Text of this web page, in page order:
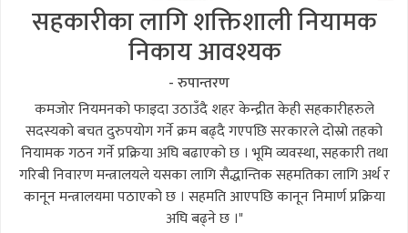
सहकारीका लागि शक्तिशाली नियामक
निकाय आवश्यक
- रुपान्तरण
कमजोर नियमनको फाइदा उठाउँदै शहर केन्द्रीत केही सहकारीहरुले
सदस्यको बचत दुरुपयोग गर्ने क्रम बढ्दै गएपछि सरकारले दोस्रो तहको
नियामक गठन गर्ने प्रक्रिया अघि बढाएको छ । भूमि व्यवस्था, सहकारी तथा
गरिबी निवारण मन्त्रालयले यसका लागि सैद्धान्तिक सहमतिका लागि अर्थ र
कानून मन्त्रालयमा पठाएको छ । सहमति आएपछि कानून निमार्ण प्रक्रिया
अघि बढ्ने छ ।"